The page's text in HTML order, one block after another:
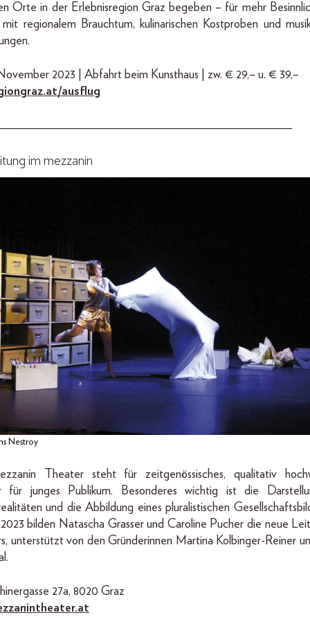
Orte in der Erlebnisregion Graz begeben – für mehr
regionalem Brauchtum, kulinarischen Kostproben und
2023 | Abfahrt beim Kunsthaus | zw. € 29,– u. € 39,–
ausflug
im mezzanin
Nestroy
Theater steht für zeitgenössisches, qualitativ
für junges Publikum. Besonderes wichtig ist die
und die Abbildung eines pluralistischen
bilden Natascha Grasser und Caroline Pucher die neue
unterstützt von den Gründerinnen Martina Kolbinger-Reiner
27a, 8020 Graz